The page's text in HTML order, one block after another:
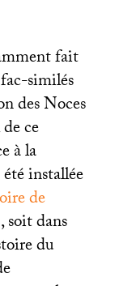
fait
similés
des Noces
ce
à la
installée
de
, soit dans
du